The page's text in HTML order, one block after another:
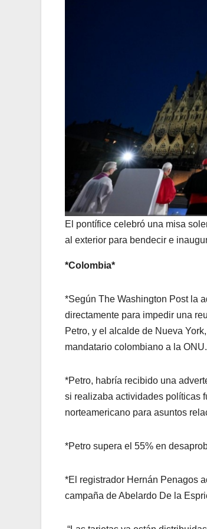
El pontífice celebró una misa
al exterior para bendecir e
*Colombia*
*Según The Washington Post la
directamente para impedir una
Petro, y el alcalde de Nueva
mandatario colombiano a la ONU.
*Petro, habría recibido una
si realizaba actividades políticas
norteamericano para asuntos
*Petro supera el 55% en
*El registrador Hernán Penagos
campaña de Abelardo De la